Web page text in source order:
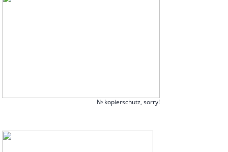
№ kopierschutz, sorry!